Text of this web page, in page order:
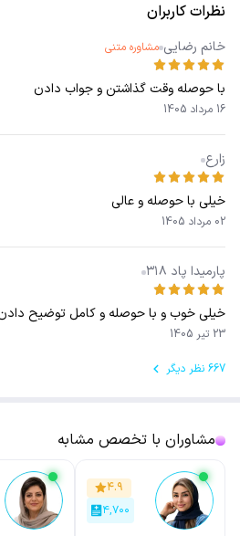
نظرات کاربران
خانم رضایی مشاوره متنی
با حوصله وقت گذاشتن و جواب دادن
16 مرداد 1405
زارع
خیلی با حوصله و عالی
02 مرداد 1405
پارمیدا پاد ۳۱۸
خیلی خوب و با حوصله و کامل توضیح
23 تیر 1405
667 نظر دیگر
مشاوران با تخصص مشابه
۴.۹
۴,۷۰۰